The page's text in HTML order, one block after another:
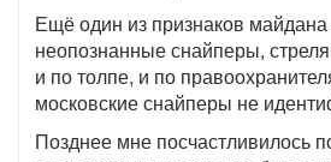
Ещё один из признаков
неопознанные снайперы,
и по толпе, и по
московские снайперы не
Позднее мне посчастливилось